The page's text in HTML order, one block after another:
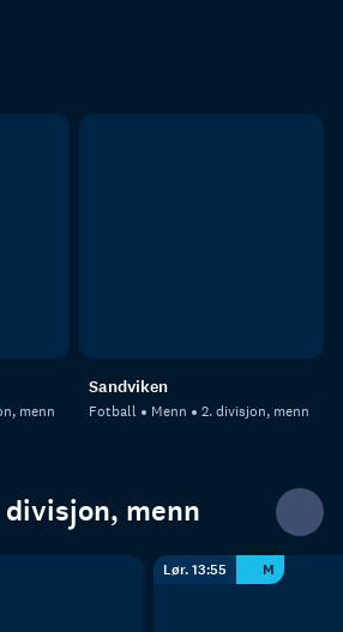
menn
Sandviken
Fotball Menn 2. divisjon, menn
menn
Lør. 13:55 M